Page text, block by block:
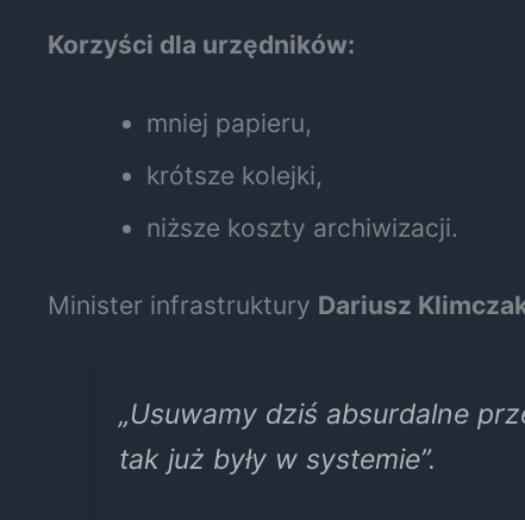
Korzyści dla urzędników:
mniej papieru,
krótsze kolejki,
niższe koszty archiwizacji.
Minister infrastruktury Dariusz
„Usuwamy dziś absurdalne
tak już były w systemie”.